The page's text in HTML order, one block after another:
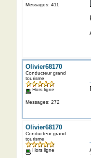
Messages: 411
Olivier68170
Conducteur grand
tourisme
Hors ligne
Messages: 272
Olivier68170
Conducteur grand
tourisme
Hors ligne